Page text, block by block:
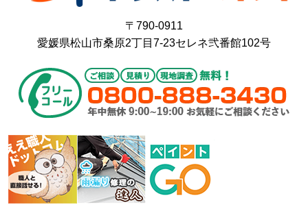
〒790-0911
愛媛県松山市桑原2丁目7-23セレネ弐番館102号